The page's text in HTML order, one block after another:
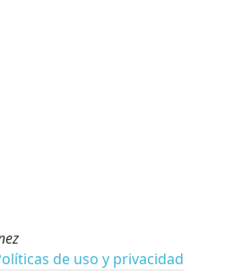
de uso y privacidad